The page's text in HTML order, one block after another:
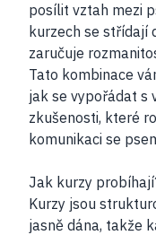
posílit vztah mezi
kurzech se střídají
zaručuje
Tato kombinace
jak se vypořádat s
zkušenosti, které
komunikaci se
Jak kurzy
Kurzy jsou
jasně dána, takže